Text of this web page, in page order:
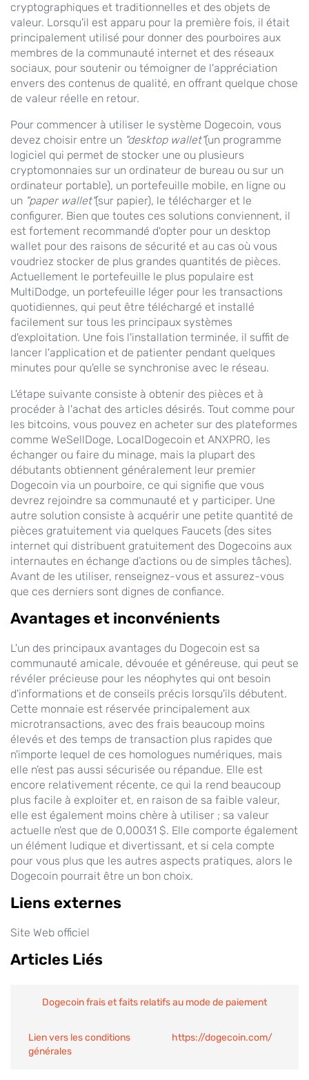
cryptographiques et traditionnelles et des objets de
valeur. Lorsqu'il est apparu pour la première fois, il était
principalement utilisé pour donner des pourboires aux
membres de la communauté internet et des réseaux
sociaux, pour soutenir ou témoigner de l'appréciation
envers des contenus de qualité, en offrant quelque chose
de valeur réelle en retour.
Pour commencer à utiliser le système Dogecoin, vous
devez choisir entre un "desktop wallet"(un programme
logiciel qui permet de stocker une ou plusieurs
cryptomonnaies sur un ordinateur de bureau ou sur un
ordinateur portable), un portefeuille mobile, en ligne ou
un "paper wallet"(sur papier), le télécharger et le
configurer. Bien que toutes ces solutions conviennent, il
est fortement recommandé d'opter pour un desktop
wallet pour des raisons de sécurité et au cas où vous
voudriez stocker de plus grandes quantités de pièces.
Actuellement le portefeuille le plus populaire est
MultiDodge, un portefeuille léger pour les transactions
quotidiennes, qui peut être téléchargé et installé
facilement sur tous les principaux systèmes
d'exploitation. Une fois l'installation terminée, il suffit de
lancer l'application et de patienter pendant quelques
minutes pour qu'elle se synchronise avec le réseau.
L'étape suivante consiste à obtenir des pièces et à
procéder à l'achat des articles désirés. Tout comme pour
les bitcoins, vous pouvez en acheter sur des plateformes
comme WeSellDoge, LocalDogecoin et ANXPRO, les
échanger ou faire du minage, mais la plupart des
débutants obtiennent généralement leur premier
Dogecoin via un pourboire, ce qui signifie que vous
devrez rejoindre sa communauté et y participer. Une
autre solution consiste à acquérir une petite quantité de
pièces gratuitement via quelques Faucets (des sites
internet qui distribuent gratuitement des Dogecoins aux
internautes en échange d’actions ou de simples tâches).
Avant de les utiliser, renseignez-vous et assurez-vous
que ces derniers sont dignes de confiance.
Avantages et inconvénients
L'un des principaux avantages du Dogecoin est sa
communauté amicale, dévouée et généreuse, qui peut se
révéler précieuse pour les néophytes qui ont besoin
d'informations et de conseils précis lorsqu'ils débutent.
Cette monnaie est réservée principalement aux
microtransactions, avec des frais beaucoup moins
élevés et des temps de transaction plus rapides que
n'importe lequel de ces homologues numériques, mais
elle n’est pas aussi sécurisée ou répandue. Elle est
encore relativement récente, ce qui la rend beaucoup
plus facile à exploiter et, en raison de sa faible valeur,
elle est également moins chère à utiliser ; sa valeur
actuelle n'est que de 0,00031 $. Elle comporte également
un élément ludique et divertissant, et si cela compte
pour vous plus que les autres aspects pratiques, alors le
Dogecoin pourrait être un bon choix.
Liens externes
Site Web officiel
Articles Liés
Dogecoin frais et faits relatifs au mode de paiement
Lien vers les conditions
générales
https://dogecoin.com/